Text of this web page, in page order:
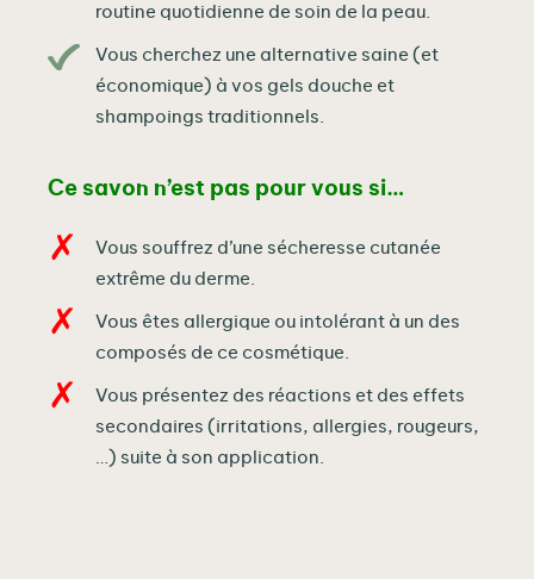
routine quotidienne de soin de la peau.
Vous cherchez une alternative saine (et
économique) à vos gels douche et
shampoings traditionnels.
Ce savon n’est pas pour vous si…
Vous souffrez d’une sécheresse cutanée
extrême du derme.
Vous êtes allergique ou intolérant à un des
composés de ce cosmétique.
Vous présentez des réactions et des effets
secondaires (irritations, allergies, rougeurs,
…) suite à son application.